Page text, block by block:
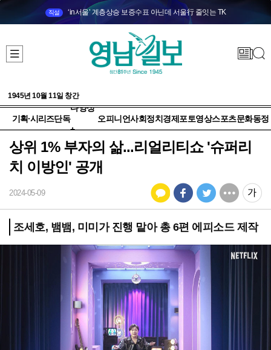
직설 ‘in서울’ 계층상승 보증수표 아닌데 서울行 줄잇는 TK
1945년 10월 11일 창간
기획·시리즈단독
다양성
+
오피니언사회정치 경제 포토영상스포츠문화동정
상위 1% 부자의 삶...리얼리티쇼 '슈퍼리
치 이방인' 공개
2024-05-09
조세호, 뱀뱀, 미미가 진행 맡아 총 6편 에피소드 제작